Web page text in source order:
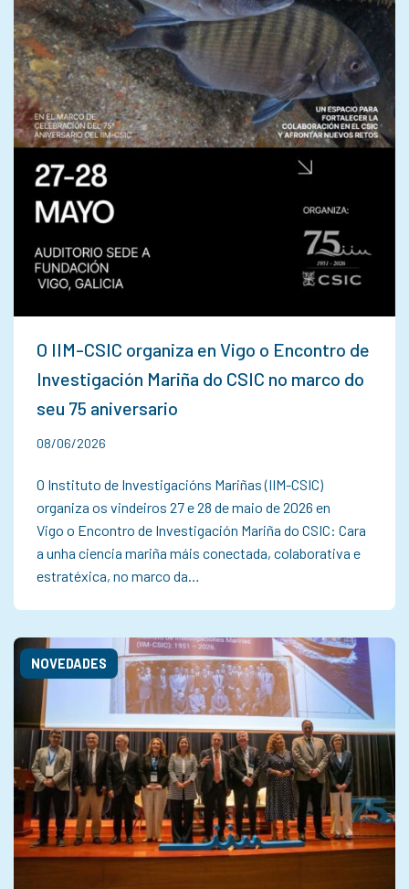
O IIM-CSIC organiza en Vigo o Encontro de
Investigación Mariña do CSIC no marco do
seu 75 aniversario
08/06/2026
O Instituto de Investigacións Mariñas (IIM-CSIC)
organiza os vindeiros 27 e 28 de maio de 2026 en
Vigo o Encontro de Investigación Mariña do CSIC: Cara
a unha ciencia mariña máis conectada, colaborativa e
estratéxica, no marco da…
NOVEDADES